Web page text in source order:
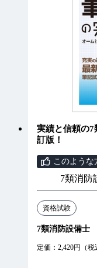
実績と信頼の7
訂版！
このような
7類消防
資格試験
7類消防設備士
定価：2,420円（税